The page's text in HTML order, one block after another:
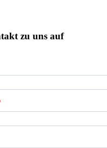
zu uns auf